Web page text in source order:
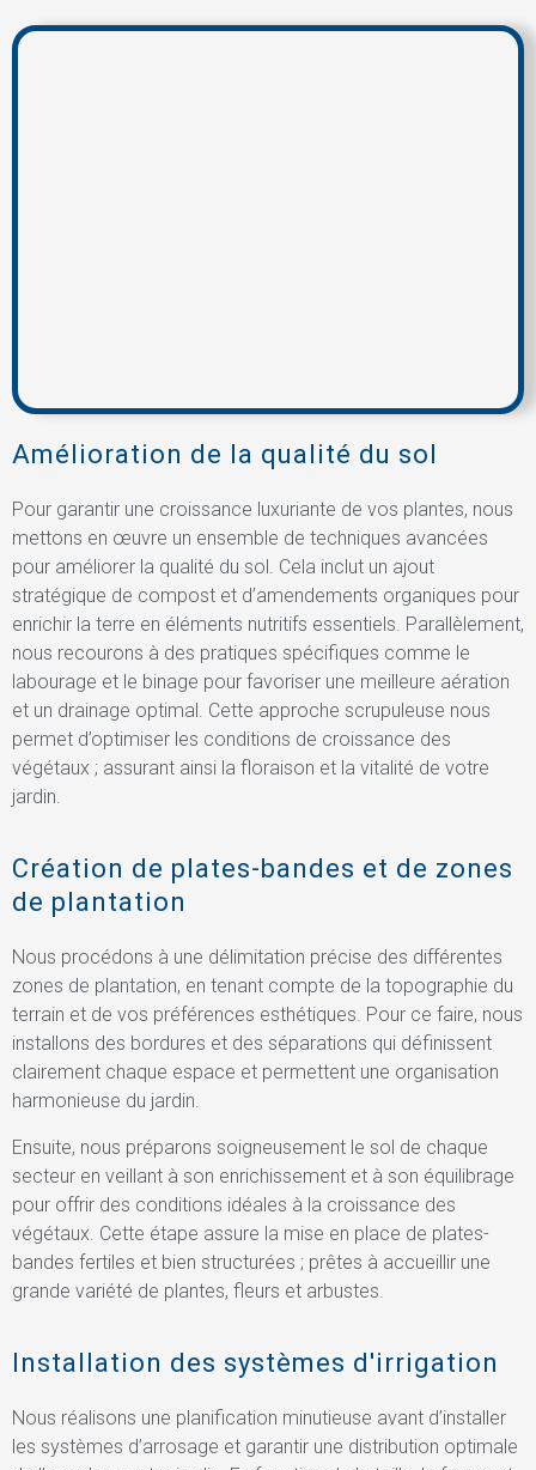
Amélioration de la qualité du sol
Pour garantir une croissance luxuriante de vos plantes, nous
mettons en œuvre un ensemble de techniques avancées
pour améliorer la qualité du sol. Cela inclut un ajout
stratégique de compost et d’amendements organiques pour
enrichir la terre en éléments nutritifs essentiels. Parallèlement,
nous recourons à des pratiques spécifiques comme le
labourage et le binage pour favoriser une meilleure aération
et un drainage optimal. Cette approche scrupuleuse nous
permet d’optimiser les conditions de croissance des
végétaux ; assurant ainsi la floraison et la vitalité de votre
jardin.
Création de plates-bandes et de zones
de plantation
Nous procédons à une délimitation précise des différentes
zones de plantation, en tenant compte de la topographie du
terrain et de vos préférences esthétiques. Pour ce faire, nous
installons des bordures et des séparations qui définissent
clairement chaque espace et permettent une organisation
harmonieuse du jardin.
Ensuite, nous préparons soigneusement le sol de chaque
secteur en veillant à son enrichissement et à son équilibrage
pour offrir des conditions idéales à la croissance des
végétaux. Cette étape assure la mise en place de plates-
bandes fertiles et bien structurées ; prêtes à accueillir une
grande variété de plantes, fleurs et arbustes.
Installation des systèmes d'irrigation
Nous réalisons une planification minutieuse avant d’installer
les systèmes d’arrosage et garantir une distribution optimale